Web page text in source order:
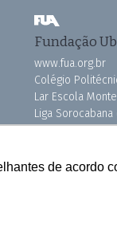
de acordo
Fundação
www.fua.org.br
Colégio
Lar Escola
Liga
Vila dos